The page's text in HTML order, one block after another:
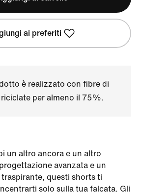
ai preferiti
è realizzato con fibre di
per almeno il 75%.
un altro ancora e un altro
avanzata e un
questi shorts ti
solo sulla tua falcata. Gli